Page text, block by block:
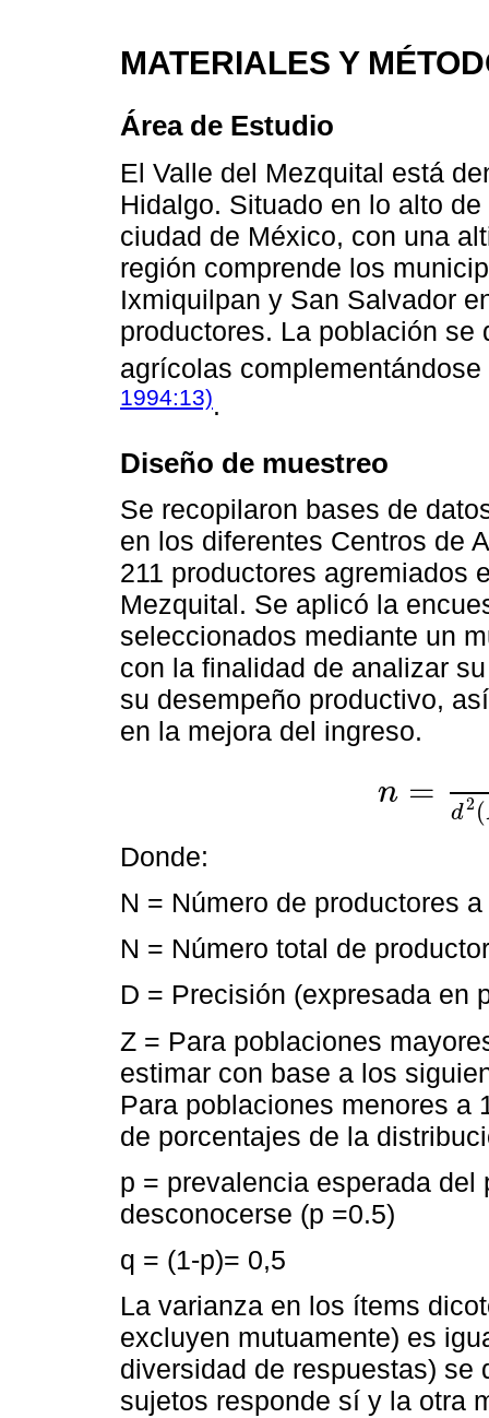
MATERIALES Y
Área de Estudio
El Valle del Mezquital está
Hidalgo. Situado en lo alto
ciudad de México, con una
región comprende los
Ixmiquilpan y San Salvador
productores. La población
agrícolas
1994:13).
Diseño de muestreo
Se recopilaron bases de
en los diferentes Centros de
211 productores agremiados
Mezquital. Se aplicó la
seleccionados mediante un
con la finalidad de analizar
su desempeño productivo,
en la mejora del ingreso.
n =
d2 (
n =N Z2p d2N-1
Donde:
N = Número de productores
N = Número total de
D = Precisión (expresada en
Z = Para poblaciones
estimar con base a los
Para poblaciones menores a
de porcentajes de la
p = prevalencia esperada del
desconocerse (p =0.5)
q = (1-p)= 0,5
La varianza en los ítems
excluyen mutuamente) es
diversidad de respuestas) se
sujetos responde sí y la otra